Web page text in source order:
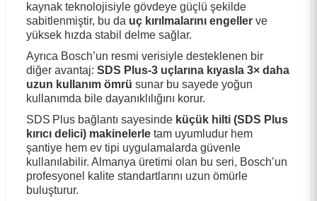
kaynak teknolojisiyle gövdeye güçlü şekilde
sabitlenmiştir, bu da uç kırılmalarını engeller ve
yüksek hızda stabil delme sağlar.
Ayrıca Bosch’un resmi verisiyle desteklenen bir
diğer avantaj: SDS Plus‑3 uçlarına kıyasla 3× daha
uzun kullanım ömrü sunar bu sayede yoğun
kullanımda bile dayanıklılığını korur.
SDS Plus bağlantı sayesinde küçük hilti (SDS Plus
kırıcı delici) makinelerle tam uyumludur hem
şantiye hem ev tipi uygulamalarda güvenle
kullanılabilir. Almanya üretimi olan bu seri, Bosch’un
profesyonel kalite standartlarını uzun ömürle
buluşturur.